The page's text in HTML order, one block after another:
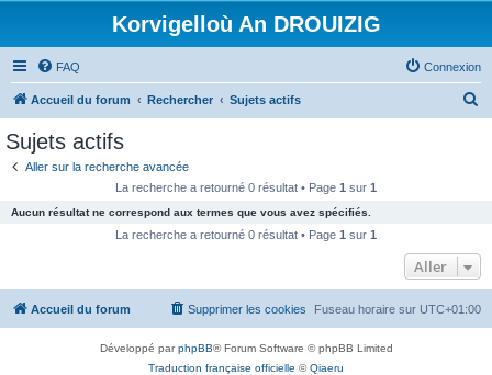
Korvigelloù An DROUIZIG
FAQ Connexion
Accueil du forum Rechercher Sujets actifs
c
e
Sujets actifs
Aller sur la recherche avancée
La recherche a retourné 0 résultat • Page 1 sur 1
Aucun résultat ne correspond aux termes que vous avez spécifiés.
La recherche a retourné 0 résultat • Page 1 sur 1
Aller
Accueil du forum Fuseau horaire sur UTC+01:00
Supprimer les cookies
Développé parphpBB® Forum Software © phpBB Limited
Traduction française officielle ©Qiaeru